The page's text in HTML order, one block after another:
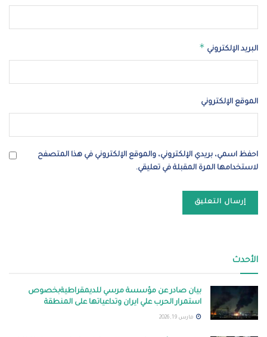
البريد الإلكتروني *
الموقع الإلكتروني
احفظ اسمي، بريدي الإلكتروني، والموقع الإلكتروني في هذا المتصفح
لاستخدامها المرة المقبلة في تعليقي.
الأحدث
بيان صادر عن مؤسسة مرسي للديمقراطيةبخصوص
استمرار الحرب علي ايران وتداعياتها على المنطقة
مارس 19, 2026